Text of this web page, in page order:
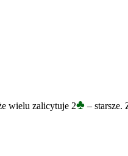
wielu zalicytuje 2♣ – starsze.